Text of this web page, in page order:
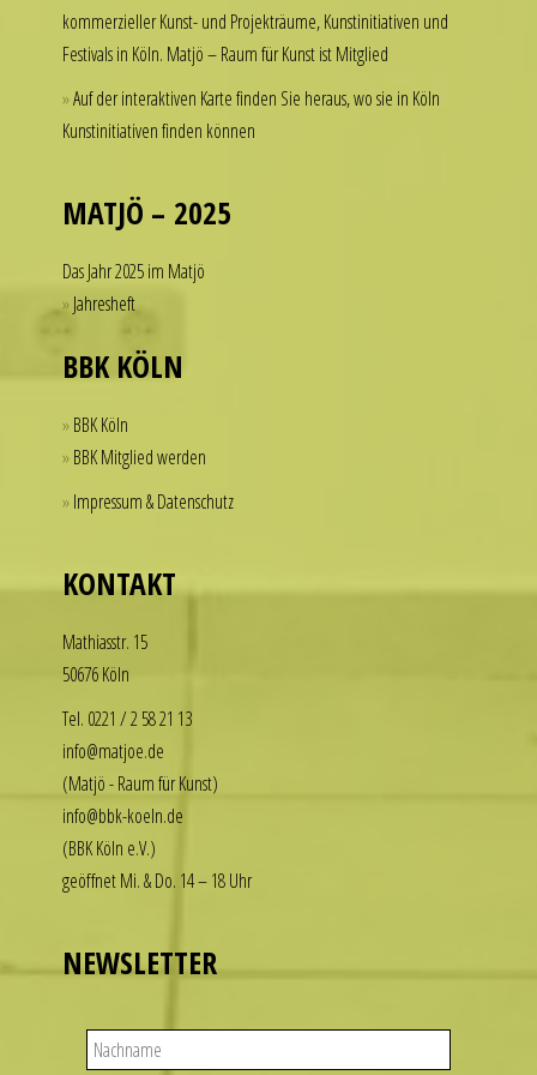
spend
dollars
accessory.
imitierenuhren.com
replica
enjoy
luxury
without
commitment.
These
deliver
kommerzieller Kunst- und Projekträume, Kunstinitiativen und
Festivals in Köln. Matjö – Raum für Kunst ist Mitglied
Auf der interaktiven Karte finden Sie heraus, wo sie in Köln
Kunstinitiativen finden können
MATJÖ – 2025
Das Jahr 2025 im Matjö
Jahresheft
BBK KÖLN
BBK Köln
BBK Mitglied werden
Impressum & Datenschutz
KONTAKT
Math­i­asstr. 15
50676 Köln
Tel. 0221 / 2 58 21 13
info@matjoe.de
(Matjö - Raum für Kunst)
info@bbk-koeln.de
(BBK Köln e.V.)
geöffnet Mi. & Do. 14 – 18 Uhr
NEWSLETTER